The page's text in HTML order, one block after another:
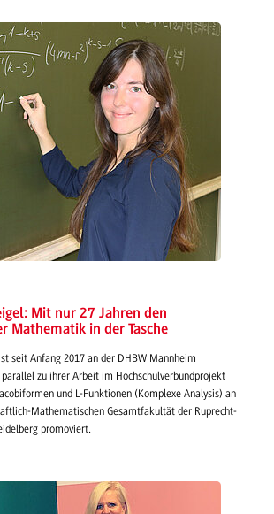
Mit nur 27 Jahren den
Mathematik in der Tasche
seit Anfang 2017 an der DHBW Mannheim
zu ihrer Arbeit im Hochschulverbundprojekt
und L-Funktionen (Komplexe Analysis) an
Mathematischen Gesamtfakultät der Ruprecht-
promoviert.